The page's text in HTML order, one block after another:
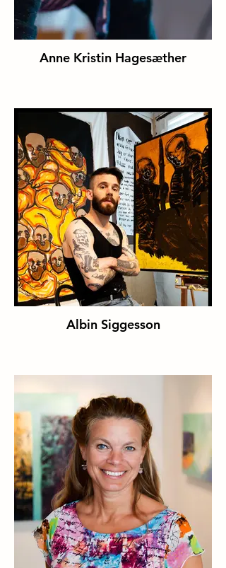
Anne Kristin Hagesæther
Albin Siggesson